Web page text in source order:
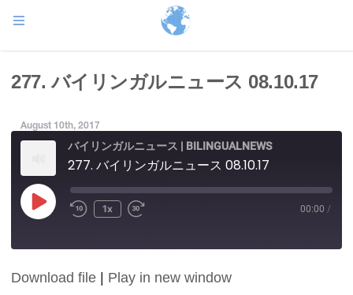
277. バイリンガルニュース 08.10.17
August 10th, 2017
バイリンガルニュース | BILINGUALNEWS
277. バイリンガルニュース 08.10.17
Play
Episode
1x 00:00 /
SHARE
Download file Play in new window